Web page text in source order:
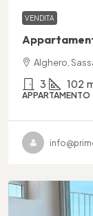
VENDITA
Alghero,
3 102
APPARTAMENTO